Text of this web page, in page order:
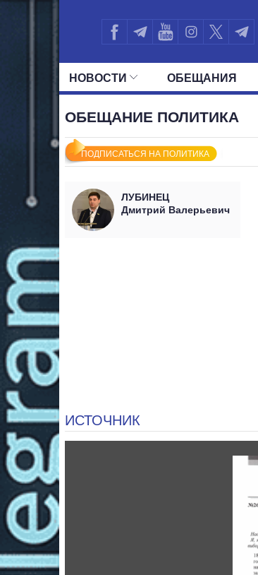
НОВОСТИ ОБЕЩАНИЯ
ОБЕЩАНИЕ ПОЛИТИКА
ПОДПИСАТЬСЯ НА ПОЛИТИКА
ЛУБИНЕЦ
Дмитрий Валерьевич
ИСТОЧНИК